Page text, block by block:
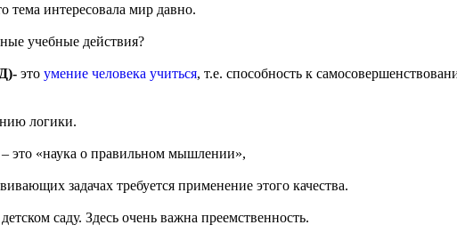
тема интересовала мир давно.
учебные действия?
это умение человека учиться, т.е. способность к
логики.
– это «наука о правильном мышлении»,
задачах требуется применение этого качества.
саду. Здесь очень важна преемственность.